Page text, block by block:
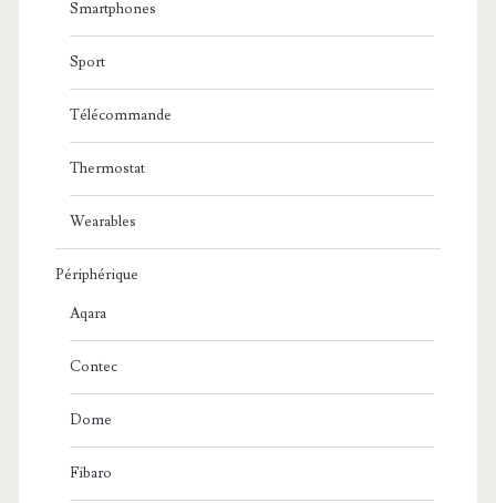
Smartphones
Sport
Télécommande
Thermostat
Wearables
Périphérique
Aqara
Contec
Dome
Fibaro